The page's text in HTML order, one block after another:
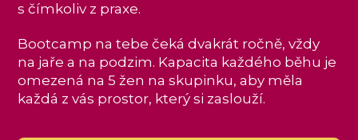
s čímkoliv z praxe.
Bootcamp na tebe čeká dvakrát ročně, vždy
na jaře a na podzim. Kapacita každého běhu je
omezená na 5 žen na skupinku, aby měla
každá z vás prostor, který si zaslouží.